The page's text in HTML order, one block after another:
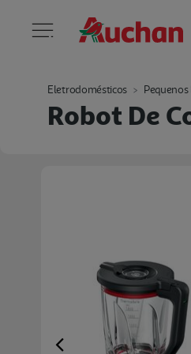
Eletrodomésticos
Robot De